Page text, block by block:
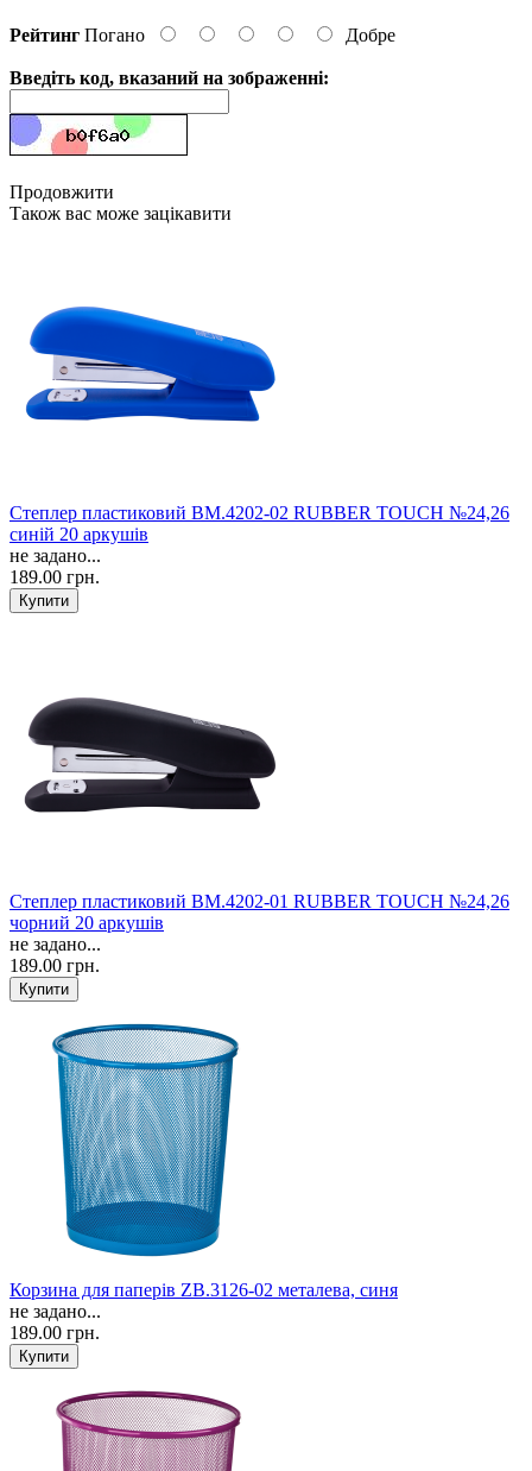
Рейтинг Погано Добре
Введіть код, вказаний на зображенні:
Продовжити
Також вас може зацікавити
Степлер пластиковий ВМ.4202-02 RUBBER TOUCH №24,26
синій 20 аркушів
не задано...
189.00 грн.
Степлер пластиковий ВМ.4202-01 RUBBER TOUCH №24,26
чорний 20 аркушів
не задано...
189.00 грн.
Корзина для паперів ZB.3126-02 металева, синя
не задано...
189.00 грн.